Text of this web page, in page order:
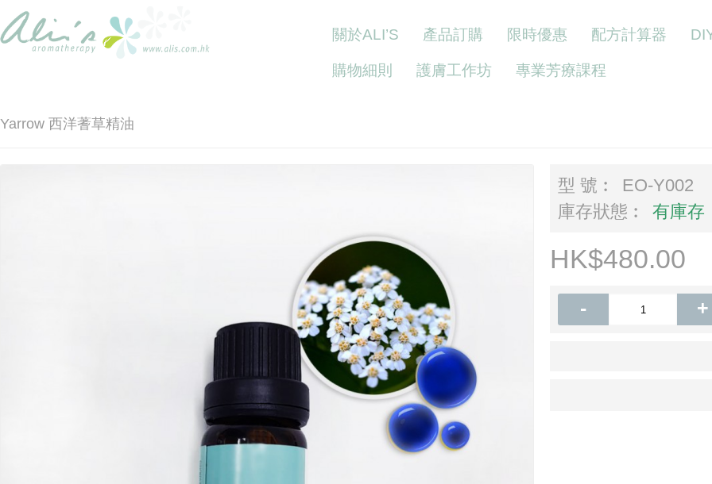
關於ALI’S 產品訂購 限時優惠 配方計算器
購物細則 護膚工作坊 專業芳療課程
Yarrow 西洋蓍草精油
型 號︰
EO-Y002
庫存狀態︰
有庫存
HK$480.00
- +